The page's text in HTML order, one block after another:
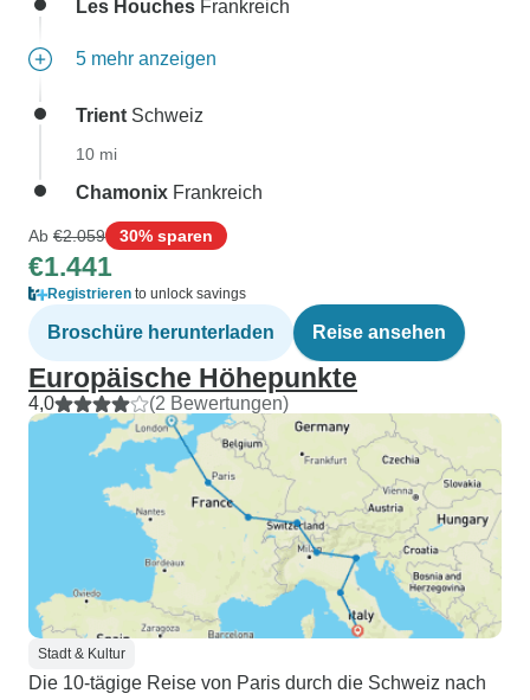
Les Houches Frankreich
5 mehr anzeigen
Trient Schweiz
10 mi
Chamonix Frankreich
Ab €2.059 30% sparen
€1.441
Registrieren to unlock savings
Broschüre herunterladen Reise ansehen
Europäische Höhepunkte
4,0 (2 Bewertungen)
Stadt & Kultur
Die 10-tägige Reise von Paris durch die Schweiz nach